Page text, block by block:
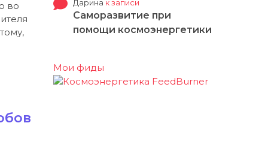
во
Дарина к записи
Саморазвитие при
помощи космоэнергетики
Мои фиды